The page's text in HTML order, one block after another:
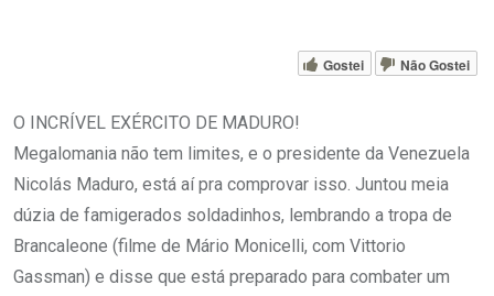
Email
Gostei Não Gostei
O INCRÍVEL EXÉRCITO DE MADURO!
Megalomania não tem limites, e o presidente da Venezuela
Nicolás Maduro, está aí pra comprovar isso. Juntou meia
dúzia de famigerados soldadinhos, lembrando a tropa de
Brancaleone (filme de Mário Monicelli, com Vittorio
Gassman) e disse que está preparado para combater um